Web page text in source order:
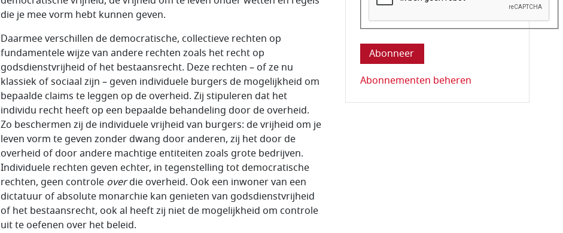
die je mee vorm hebt kunnen geven.
Daarmee verschillen de democratische, collectieve rechten op
fundamentele wijze van andere rechten zoals het recht op
godsdienstvrijheid of het bestaansrecht. Deze rechten – of ze nu
klassiek of sociaal zijn – geven individuele burgers de mogelijkheid om
bepaalde claims te leggen op de overheid. Zij stipuleren dat het
individu recht heeft op een bepaalde behandeling door de overheid.
Zo beschermen zij de individuele vrijheid van burgers: de vrijheid om je
leven vorm te geven zonder dwang door anderen, zij het door de
overheid of door andere machtige entiteiten zoals grote bedrijven.
Individuele rechten geven echter, in tegenstelling tot democratische
rechten, geen controle overdie overheid. Ook een inwoner van een
dictatuur of absolute monarchie kan genieten van godsdienstvrijheid
of het bestaansrecht, ook al heeft zij niet de mogelijkheid om controle
uit te oefenen over het beleid.
Deze vraag is om te controleren dat u
Abonnementen beheren